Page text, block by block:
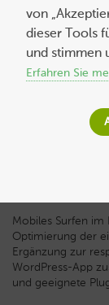
Eigene
Android
Wolf-Dieter
Mobiles Surfen im
Optimierung der
Ergänzung zur
WordPress-App
und geeignete
von
dieser Tools
und stimmen
Erfahren Sie